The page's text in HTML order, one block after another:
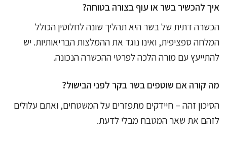
איך להכשיר בשר או עוף בצורה בטוחה?
הכשרה דתית של בשר היא תהליך שונה לחלוטין הכולל
המלחה ספציפית, ואינו נוגד את ההמלצות הבריאותיות. יש
להתייעץ עם מורה הלכה לפרטי ההכשרה הנכונה.
מה קורה אם שוטפים בשר בקר לפני הבישול?
הסיכון זהה – חיידקים מתפזרים על המשטחים, ואתם עלולים
לזהם את שאר המטבח מבלי לדעת.